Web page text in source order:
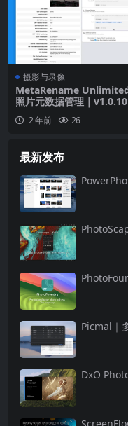
摄影与录像
MetaRename Unlimited
照片元数据管理｜v1.0.10
2 年前 26
最新发布
Picmal｜
DxO